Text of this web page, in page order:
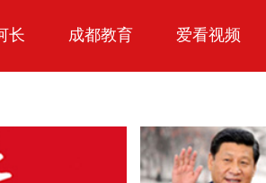
长 成都教育 爱看视频